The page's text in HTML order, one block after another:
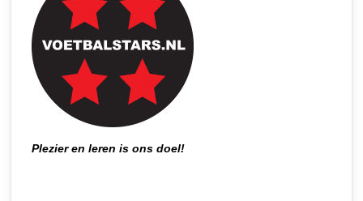
Plezier en leren is ons doel!